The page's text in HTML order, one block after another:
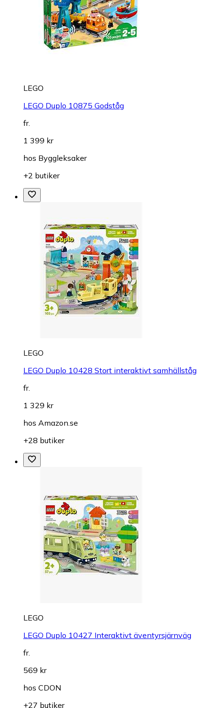
LEGO
LEGO Duplo 10875 Godståg
fr.
1 399 kr
hos Byggleksaker
+2 butiker
LEGO
LEGO Duplo 10428 Stort interaktivt samhällståg
fr.
1 329 kr
hos Amazon.se
+28 butiker
LEGO
LEGO Duplo 10427 Interaktivt äventyrsjärnväg
fr.
569 kr
hos CDON
+27 butiker